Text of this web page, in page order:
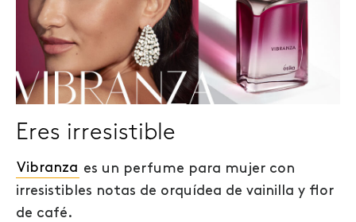
Eres irresistible
Vibranza es un perfume para mujer con
irresistibles notas de orquídea de vainilla y flor
de café.